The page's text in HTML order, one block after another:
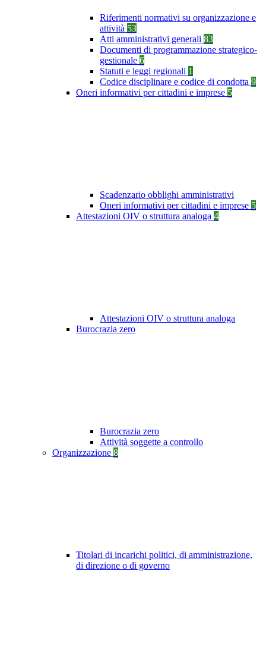
Riferimenti normativi su organizzazione e
attività 53
Atti amministrativi generali 83
Documenti di programmazione strategico-
gestionale 6
Statuti e leggi regionali 1
Codice disciplinare e codice di condotta 9
Oneri informativi per cittadini e imprese 5
Scadenzario obblighi amministrativi
Oneri informativi per cittadini e imprese 5
Attestazioni OIV o struttura analoga 4
Attestazioni OIV o struttura analoga
Burocrazia zero
Burocrazia zero
Attività soggette a controllo
Organizzazione 8
Titolari di incarichi politici, di amministrazione,
di direzione o di governo